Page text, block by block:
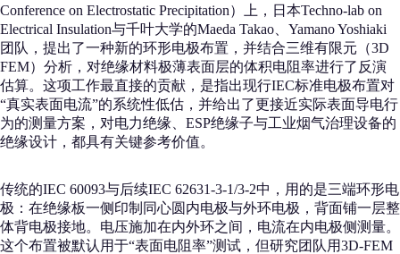
Conference on Electrostatic Precipitation）上，日本Techno-lab on
Electrical Insulation与千叶大学的Maeda Takao、Yamano Yoshiaki
团队，提出了一种新的环形电极布置，并结合三维有限元（3D
FEM）分析，对绝缘材料极薄表面层的体积电阻率进行了反演
估算。这项工作最直接的贡献，是指出现行IEC标准电极布置对
“真实表面电流”的系统性低估，并给出了更接近实际表面导电行
为的测量方案，对电力绝缘、ESP绝缘子与工业烟气治理设备的
绝缘设计，都具有关键参考价值。
传统的IEC 60093与后续IEC 62631-3-1/3-2中，用的是三端环形电
极：在绝缘板一侧印制同心圆内电极与外环电极，背面铺一层整
体背电极接地。电压施加在内外环之间，电流在内电极侧测量。
这个布置被默认用于“表面电阻率”测试，但研究团队用3D-FEM